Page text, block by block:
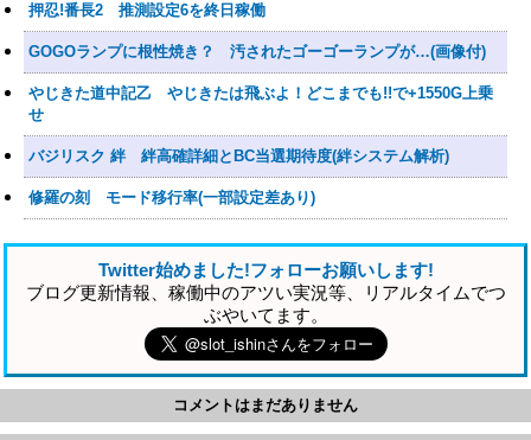
押忍!番長2 推測設定6を終日稼働
GOGOランプに根性焼き？ 汚されたゴーゴーランプが…(画像付)
やじきた道中記乙 やじきたは飛ぶよ！どこまでも!!で+1550G上乗
せ
バジリスク 絆 絆高確詳細とBC当選期待度(絆システム解析)
修羅の刻 モード移行率(一部設定差あり)
Twitter始めました!フォローお願いします!
ブログ更新情報、稼働中のアツい実況等、リアルタイムでつ
ぶやいてます。
コメントはまだありません